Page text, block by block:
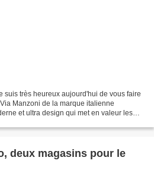
suis très heureux aujourd'hui de vous faire
Manzoni de la marque italienne
et ultra design qui met en valeur les
deux magasins pour le